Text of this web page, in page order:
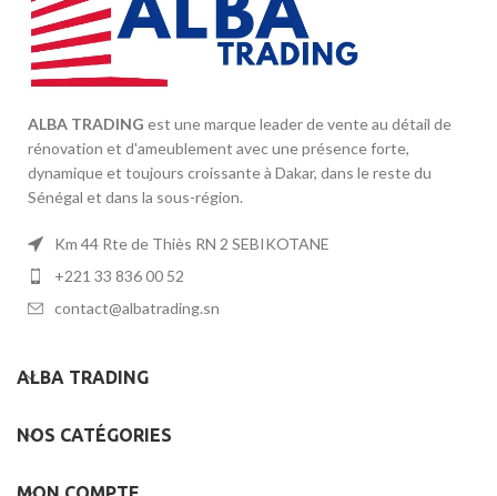
ALBA TRADING est une marque leader de vente au détail de
rénovation et d'ameublement avec une présence forte,
dynamique et toujours croissante à Dakar, dans le reste du
Sénégal et dans la sous-région.
Km 44 Rte de Thiès RN 2 SEBIKOTANE
+221 33 836 00 52
contact@albatrading.sn
ALBA TRADING
NOS CATÉGORIES